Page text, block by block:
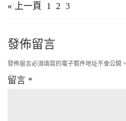
« 上一頁 1 2 3
發佈留言
發佈留言必須填寫的電子郵件地址不會公開。
留言 *